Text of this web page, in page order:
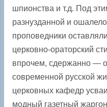
шпионства и т.д. Под
разнузданной и
проповедники
церковно-ораторский
впрочем, сдержанно —
современной русской
церковных кафедр
модный газетный